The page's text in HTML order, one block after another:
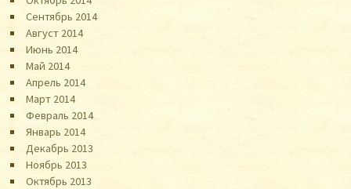
Сентябрь 2014
Август 2014
Июнь 2014
Май 2014
Апрель 2014
Март 2014
Февраль 2014
Январь 2014
Декабрь 2013
Ноябрь 2013
Октябрь 2013